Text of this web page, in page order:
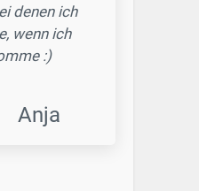
denen ich
wenn ich
:)
Anja